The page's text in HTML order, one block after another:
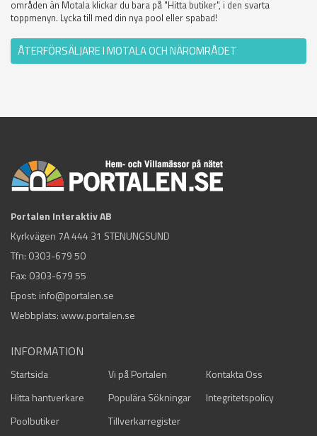
områden än Motala klickar du bara på "Hitta butiker", i den svarta
toppmenyn. Lycka till med din nya pool eller spabad!
ÅTERFÖRSÄLJARE I MOTALA OCH NÄROMRÅDET
Portalen Interaktiv AB
Kyrkvägen 7A 444 31 STENUNGSUND
Tfn: 0303-679 50
Fax: 0303-679 55
Epost: info@portalen.se
Webbplats: www.portalen.se
INFORMATION
Startsida Vi på Portalen
Kontakta Oss
Hitta hantverkare
Populära Sökningar
Integritetspolicy
Poolbutiker
Tillverkarregister